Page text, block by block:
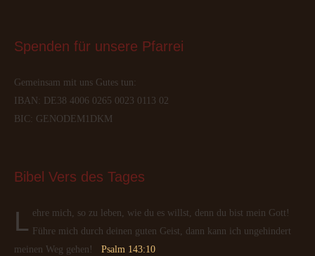
Spenden für unsere Pfarrei
Gemeinsam mit uns Gutes tun:
IBAN: DE38 4006 0265 0023 0113 02
BIC: GENODEM1DKM
Bibel Vers des Tages
Lehre mich, so zu leben, wie du es willst, denn du bist mein Gott! Führe mich durch deinen guten Geist, dann kann ich ungehindert
meinen Weg gehen!
Psalm 143:10